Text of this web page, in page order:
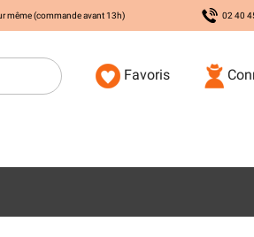
même (commande avant 13h) 02 40
Favoris